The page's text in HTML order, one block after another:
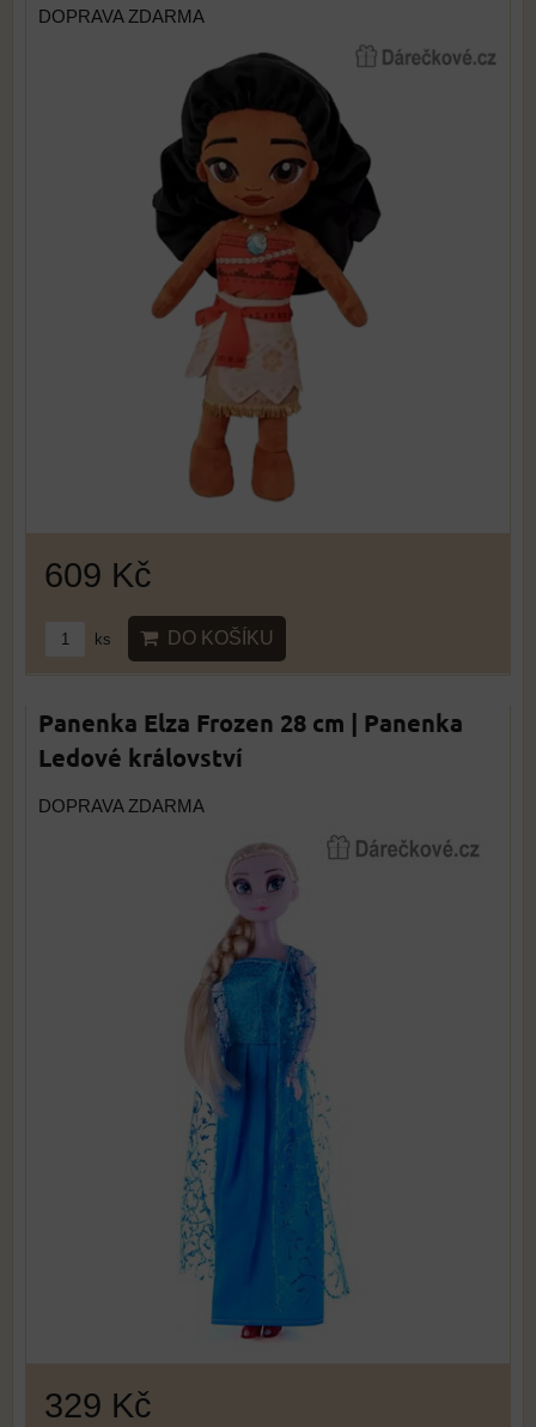
DOPRAVA ZDARMA
609 Kč
ks DO KOŠÍKU
Panenka Elza Frozen 28 cm | Panenka
Ledové království
DOPRAVA ZDARMA
329 Kč